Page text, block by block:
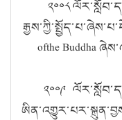
༢༠༠༨
ofthe Buddha
༢༠༠༩